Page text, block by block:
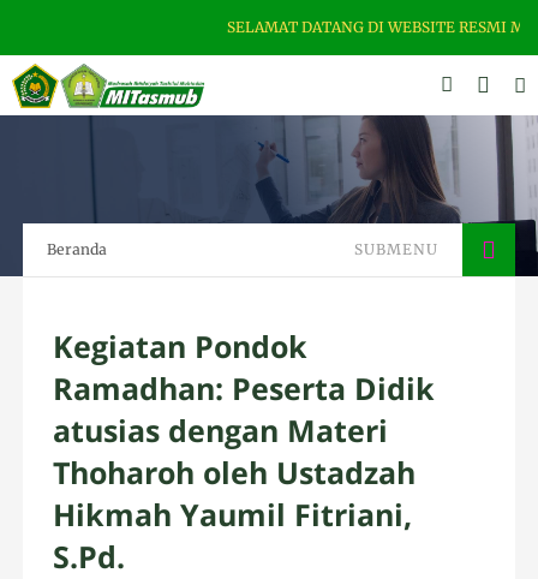
SELAMAT DATANG DI WEBSITE RESMI MI
Beranda SUBMENU
Kegiatan Pondok
Ramadhan: Peserta Didik
atusias dengan Materi
Thoharoh oleh Ustadzah
Hikmah Yaumil Fitriani,
S.Pd.